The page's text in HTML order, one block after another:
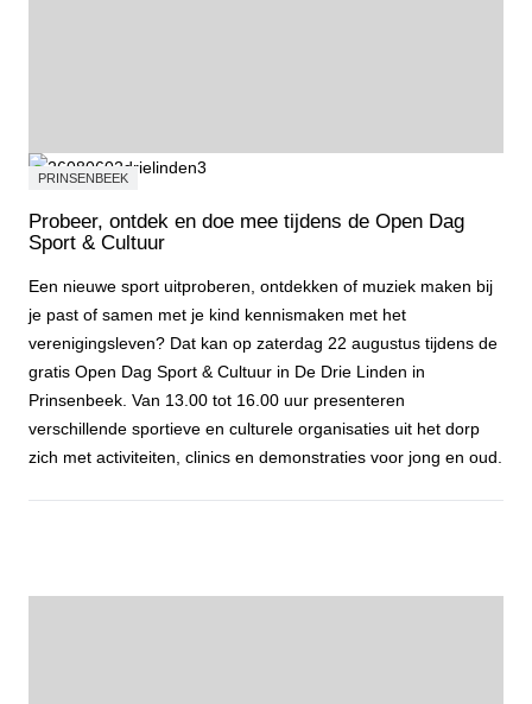
PRINSENBEEK
Probeer, ontdek en doe mee tijdens de Open Dag
Sport & Cultuur
Een nieuwe sport uitproberen, ontdekken of muziek maken bij
je past of samen met je kind kennismaken met het
verenigingsleven? Dat kan op zaterdag 22 augustus tijdens de
gratis Open Dag Sport & Cultuur in De Drie Linden in
Prinsenbeek. Van 13.00 tot 16.00 uur presenteren
verschillende sportieve en culturele organisaties uit het dorp
zich met activiteiten, clinics en demonstraties voor jong en oud.